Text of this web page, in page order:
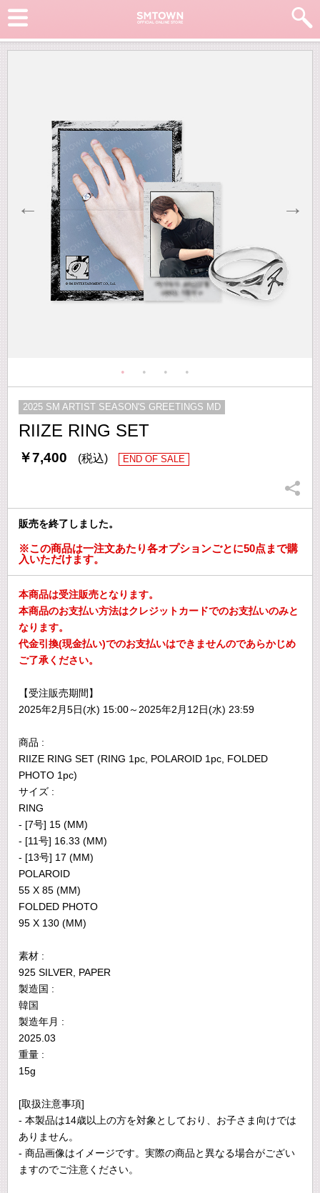
RIIZE RING SET
￥7,400 (税込) END OF SALE
2025 SM ARTIST SEASON'S GREETINGS MD
販売を終了しました。
※この商品は一注文あたり各オプションごとに50点まで購
入いただけます。
本商品は受注販売となります。
本商品のお支払い方法はクレジットカードでのお支払いのみと
なります。
代金引換(現金払い)でのお支払いはできませんのであらかじめ
ご了承ください。
【受注販売期間】
2025年2月5日(水) 15:00～2025年2月12日(水) 23:59
商品 :
RIIZE RING SET (RING 1pc, POLAROID 1pc, FOLDED
PHOTO 1pc)
サイズ :
RING
- [7号] 15 (MM)
- [11号] 16.33 (MM)
- [13号] 17 (MM)
POLAROID
55 X 85 (MM)
FOLDED PHOTO
95 X 130 (MM)
素材 :
925 SILVER, PAPER
製造国 :
韓国
製造年月 :
2025.03
重量 :
15g
[取扱注意事項]
- 本製品は14歳以上の方を対象としており、お子さま向けでは
ありません。
- 商品画像はイメージです。実際の商品と異なる場合がござい
ますのでご注意ください。